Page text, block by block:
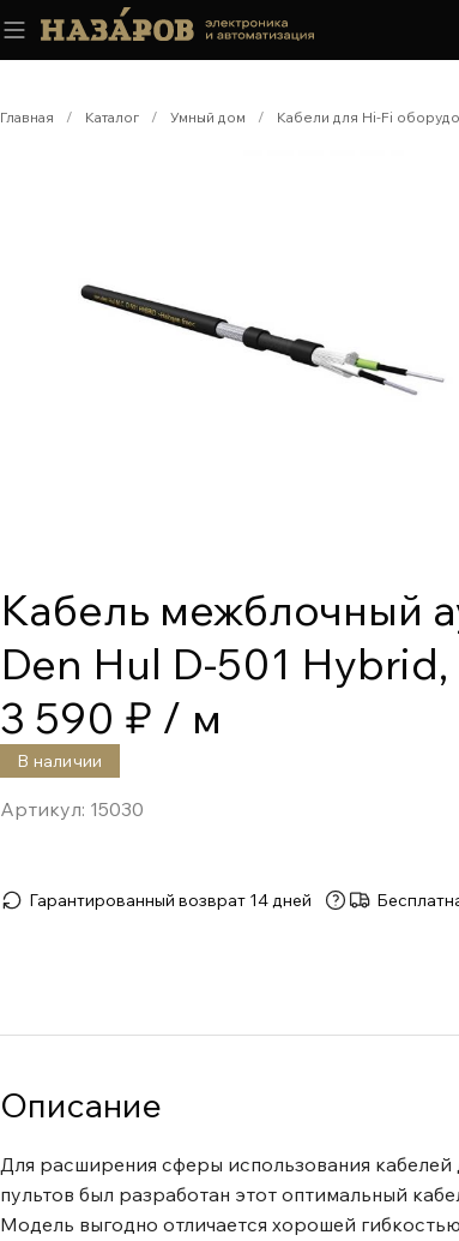
Главная / Каталог / Умный дом / Кабели для Hi-Fi
Кабель межблочный
Den Hul D-501 Hybrid,
3 590 ₽ / м
В наличии
Артикул: 15030
Гарантированный возврат 14 дней
Описание
Для расширения сферы использования
пультов был разработан этот оптимальный
Модель выгодно отличается хорошей